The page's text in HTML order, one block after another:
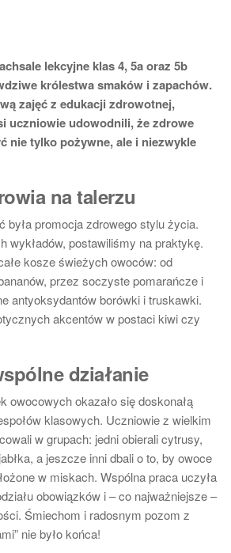
lekcyjne klas 4, 5a oraz 5b
królestwa smaków i zapachów.
zajęć z edukacji zdrowotnej,
uczniowie udowodnili, że zdrowe
nie tylko pożywne, ale i niezwykle
na talerzu
była promocja zdrowego stylu życia.
wykładów, postawiliśmy na praktykę.
kosze świeżych owoców: od
przez soczyste pomarańcze i
antyoksydantów borówki i truskawki.
akcentów w postaci kiwi czy
działanie
owocowych okazało się doskonałą
klasowych. Uczniowie z wielkim
w grupach: jedni obierali cytrusy,
a jeszcze inni dbali o to, by owoce
w miskach. Wspólna praca uczyła
obowiązków i – co najważniejsze –
Śmiechom i radosnym pozom z
nie było końca!